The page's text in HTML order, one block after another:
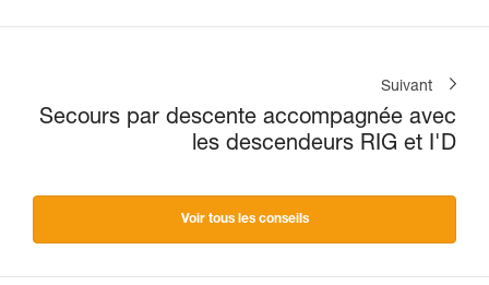
Suivant
Secours par descente accompagnée avec
les descendeurs RIG et I'D
Voir tous les conseils